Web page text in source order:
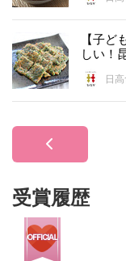
【子ど
しい！
日
受賞履歴